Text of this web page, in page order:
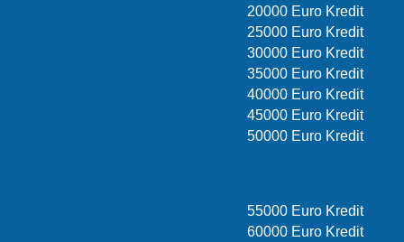
20000 Euro Kredit
25000 Euro Kredit
30000 Euro Kredit
35000 Euro Kredit
40000 Euro Kredit
45000 Euro Kredit
50000 Euro Kredit
55000 Euro Kredit
60000 Euro Kredit